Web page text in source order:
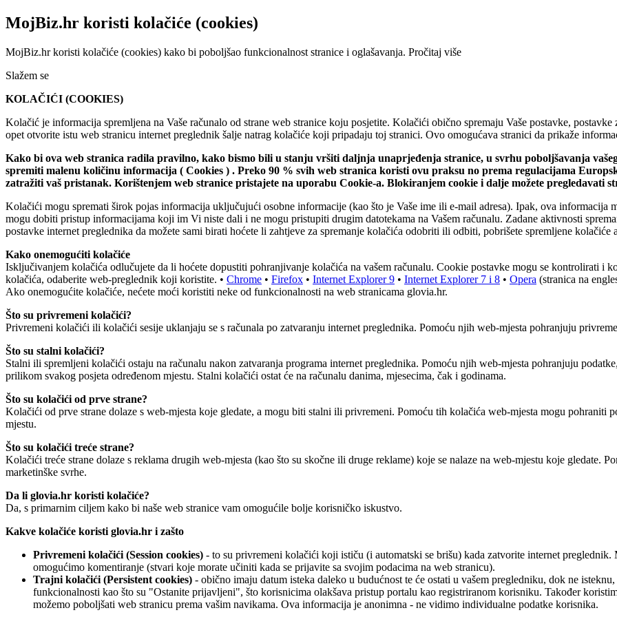
MojBiz.hr koristi kolačiće (cookies)
MojBiz.hr koristi kolačiće (cookies) kako bi poboljšao funkcionalnost stranice i oglašavanja. Pročitaj više
Slažem se
KOLAČIĆI (COOKIES)
Kolačić je informacija spremljena na Vaše računalo od strane web stranice koju posjetite. Kolačići obično spremaju Vaše postavke,
opet otvorite istu web stranicu internet preglednik šalje natrag kolačiće koji pripadaju toj stranici. Ovo omogućava stranici da prikaže
Kako bi ova web stranica radila pravilno, kako bismo bili u stanju vršiti daljnja unaprjeđenja stranice, u svrhu poboljšavanja
spremiti malenu količinu informacija ( Cookies ) . Preko 90 % svih web stranica koristi ovu praksu no prema regulacijama
zatražiti vaš pristanak. Korištenjem web stranice pristajete na uporabu Cookie-a. Blokiranjem cookie i dalje možete pregledavati
Kolačići mogu spremati širok pojas informacija uključujući osobne informacije (kao što je Vaše ime ili e-mail adresa). Ipak, ova informacija
mogu dobiti pristup informacijama koji im Vi niste dali i ne mogu pristupiti drugim datotekama na Vašem računalu. Zadane aktivnosti
postavke internet preglednika da možete sami birati hoćete li zahtjeve za spremanje kolačića odobriti ili odbiti, pobrišete spremljene
Kako onemogućiti kolačiće
Isključivanjem kolačića odlučujete da li hoćete dopustiti pohranjivanje kolačića na vašem računalu. Cookie postavke mogu se kontrolirati i
kolačića, odaberite web-preglednik koji koristite. • Chrome • Firefox • Internet Explorer 9 • Internet Explorer 7 i 8 • Opera (stranica na
Ako onemogućite kolačiće, nećete moći koristiti neke od funkcionalnosti na web stranicama glovia.hr.
Što su privremeni kolačići?
Privremeni kolačići ili kolačići sesije uklanjaju se s računala po zatvaranju internet preglednika. Pomoću njih web-mjesta pohranjuju
Što su stalni kolačići?
Stalni ili spremljeni kolačići ostaju na računalu nakon zatvaranja programa internet preglednika. Pomoću njih web-mjesta pohranjuju
prilikom svakog posjeta određenom mjestu. Stalni kolačići ostat će na računalu danima, mjesecima, čak i godinama.
Što su kolačići od prve strane?
Kolačići od prve strane dolaze s web-mjesta koje gledate, a mogu biti stalni ili privremeni. Pomoću tih kolačića web-mjesta mogu pohraniti
mjestu.
Što su kolačići treće strane?
Kolačići treće strane dolaze s reklama drugih web-mjesta (kao što su skočne ili druge reklame) koje se nalaze na web-mjestu koje gledate.
marketinške svrhe.
Da li glovia.hr koristi kolačiće?
Da, s primarnim ciljem kako bi naše web stranice vam omogućile bolje korisničko iskustvo.
Kakve kolačiće koristi glovia.hr i zašto
Privremeni kolačići (Session cookies) - to su privremeni kolačići koji ističu (i automatski se brišu) kada zatvorite internet
omogućimo komentiranje (stvari koje morate učiniti kada se prijavite sa svojim podacima na web stranicu).
Trajni kolačići (Persistent cookies) - obično imaju datum isteka daleko u budućnost te će ostati u vašem pregledniku, dok ne
funkcionalnosti kao što su "Ostanite prijavljeni", što korisnicima olakšava pristup portalu kao registriranom korisniku. Također
možemo poboljšati web stranicu prema vašim navikama. Ova informacija je anonimna - ne vidimo individualne podatke korisnika.